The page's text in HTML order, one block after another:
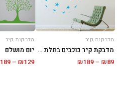
מדבקות קיר
מדבקת קיר כוכבים בתלת מימד
₪89
–
₪189
מדבקות קיר
יום מושלם
₪129
–
189